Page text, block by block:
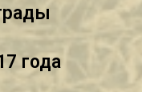
года